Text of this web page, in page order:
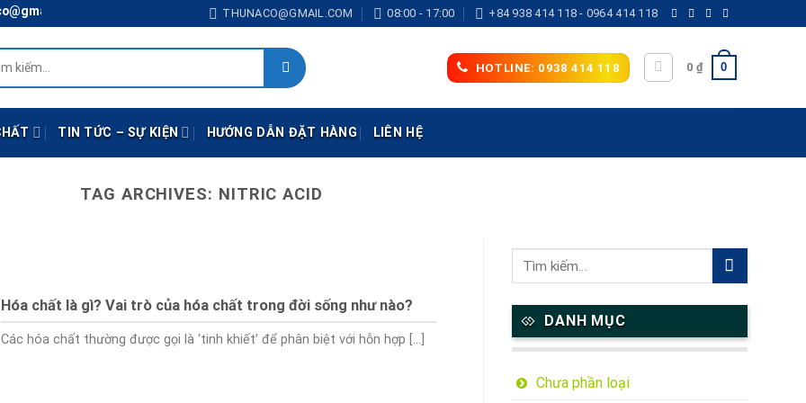
THUNACO@GMAIL.COM 08:00 - 17:00 +84 938 414 118 - 0964 414 118
HOTLINE: 0938 414 118 0 ₫ 0
TIN TỨC – SỰ KIỆN HƯỚNG DẪN ĐẶT HÀNG LIÊN HỆ
TAG ARCHIVES: NITRIC ACID
Hóa chất là gì? Vai trò của hóa chất trong đời sống như nào?
Các hóa chất thường được gọi là ‘tinh khiết’ để phân biệt với hỗn hợp [...]
DANH MỤC
Chưa phần loại